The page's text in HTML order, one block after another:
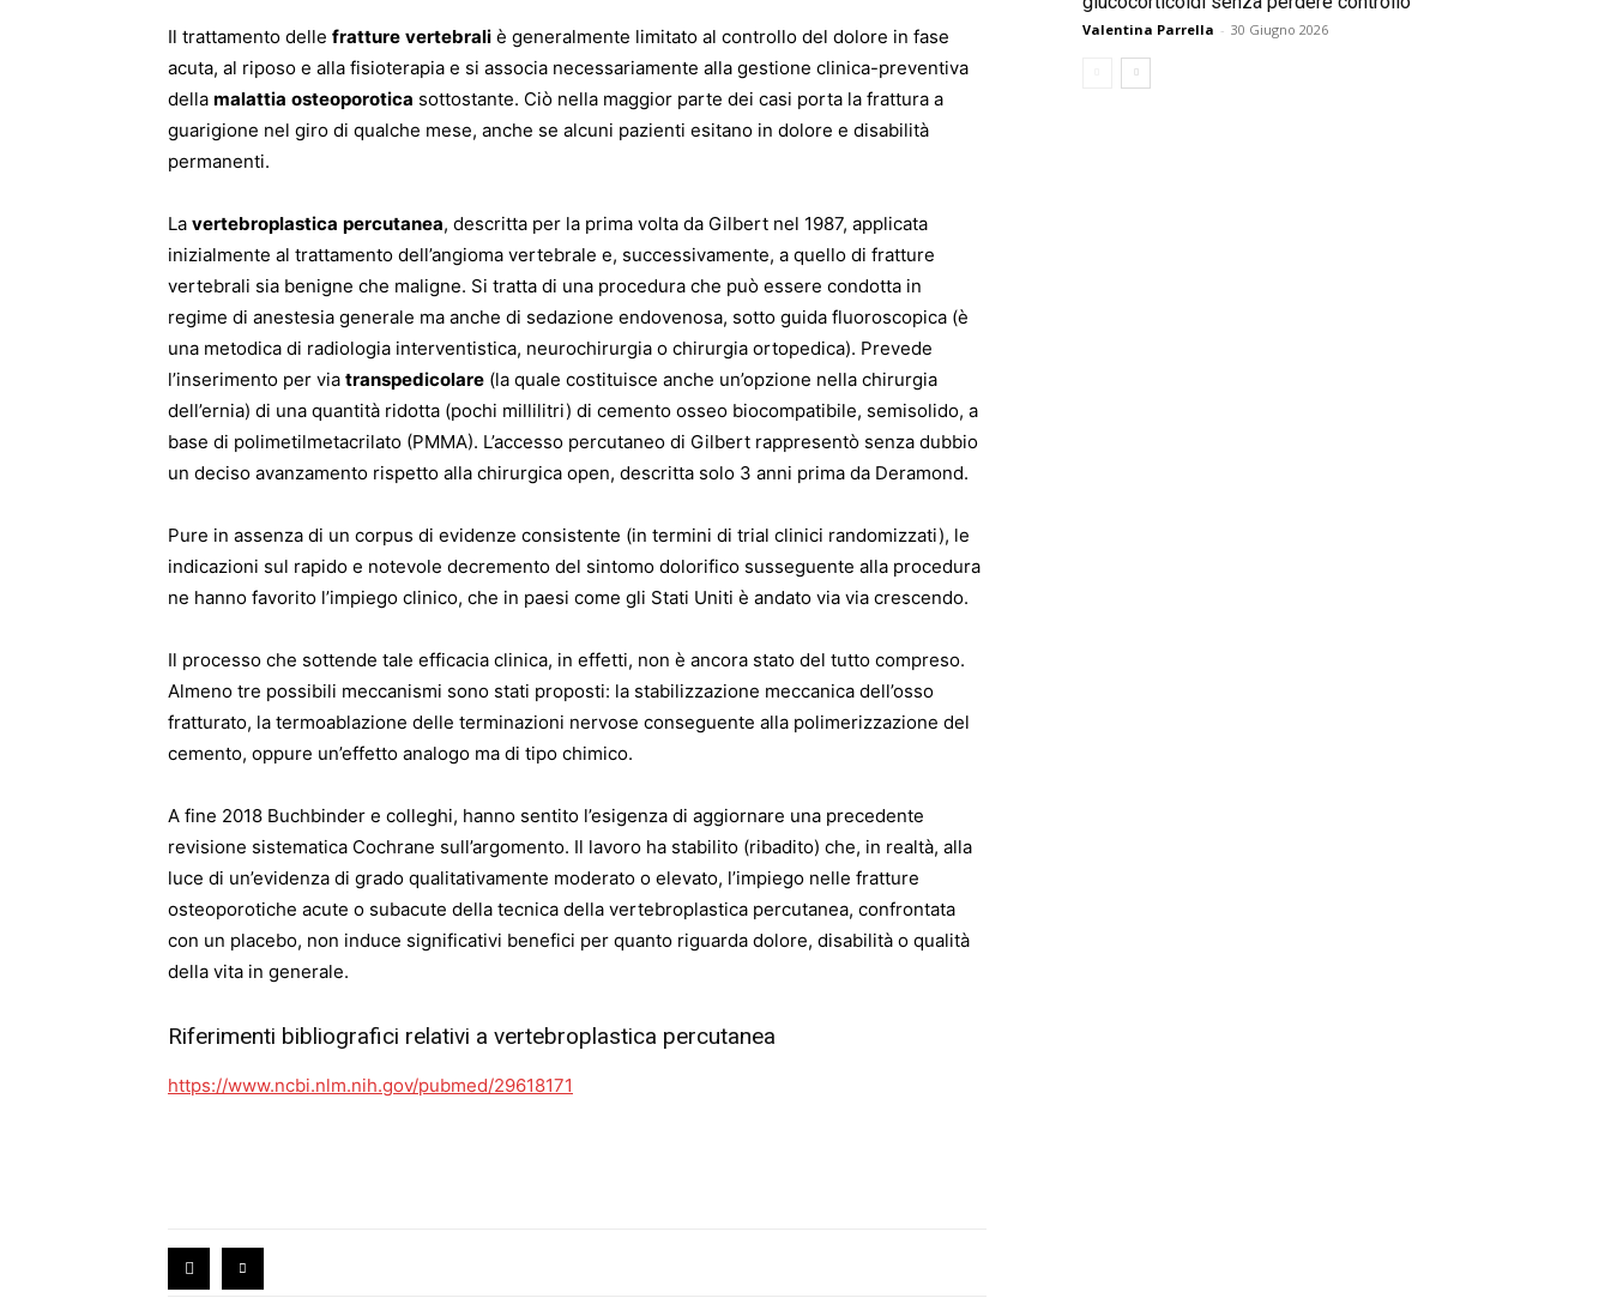
Il trattamento delle fratture vertebrali è generalmente limitato al controllo del dolore in fase
acuta, al riposo e alla fisioterapia e si associa necessariamente alla gestione clinica-preventiva
della malattia osteoporotica sottostante. Ciò nella maggior parte dei casi porta la frattura a
guarigione nel giro di qualche mese, anche se alcuni pazienti esitano in dolore e disabilità
permanenti.
La vertebroplastica percutanea, descritta per la prima volta da Gilbert nel 1987, applicata
inizialmente al trattamento dell’angioma vertebrale e, successivamente, a quello di fratture
vertebrali sia benigne che maligne. Si tratta di una procedura che può essere condotta in
regime di anestesia generale ma anche di sedazione endovenosa, sotto guida fluoroscopica (è
una metodica di radiologia interventistica, neurochirurgia o chirurgia ortopedica). Prevede
l’inserimento per via transpedicolare (la quale costituisce anche un’opzione nella chirurgia
dell’ernia) di una quantità ridotta (pochi millilitri) di cemento osseo biocompatibile, semisolido, a
base di polimetilmetacrilato (PMMA). L’accesso percutaneo di Gilbert rappresentò senza dubbio
un deciso avanzamento rispetto alla chirurgica open, descritta solo 3 anni prima da Deramond.
Pure in assenza di un corpus di evidenze consistente (in termini di trial clinici randomizzati), le
indicazioni sul rapido e notevole decremento del sintomo dolorifico susseguente alla procedura
ne hanno favorito l’impiego clinico, che in paesi come gli Stati Uniti è andato via via crescendo.
Il processo che sottende tale efficacia clinica, in effetti, non è ancora stato del tutto compreso.
Almeno tre possibili meccanismi sono stati proposti: la stabilizzazione meccanica dell’osso
fratturato, la termoablazione delle terminazioni nervose conseguente alla polimerizzazione del
cemento, oppure un’effetto analogo ma di tipo chimico.
A fine 2018 Buchbinder e colleghi, hanno sentito l’esigenza di aggiornare una precedente
revisione sistematica Cochrane sull’argomento. Il lavoro ha stabilito (ribadito) che, in realtà, alla
luce di un’evidenza di grado qualitativamente moderato o elevato, l’impiego nelle fratture
osteoporotiche acute o subacute della tecnica della vertebroplastica percutanea, confrontata
con un placebo, non induce significativi benefici per quanto riguarda dolore, disabilità o qualità
della vita in generale.
Riferimenti bibliografici relativi a vertebroplastica percutanea
https://www.ncbi.nlm.nih.gov/pubmed/29618171
Valentina Parrella - 30 Giugno 2026